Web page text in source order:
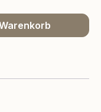
gewünschten